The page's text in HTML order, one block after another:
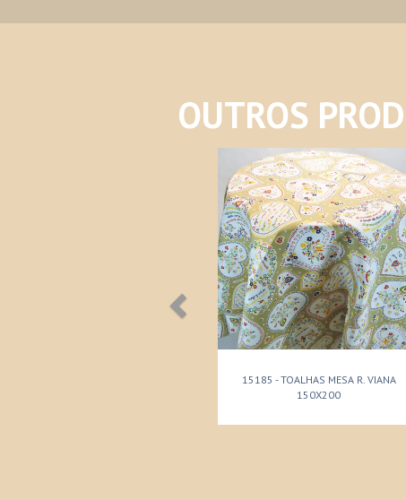
OUTROS
15185 - TOALHAS MESA R. VIANA
150X200